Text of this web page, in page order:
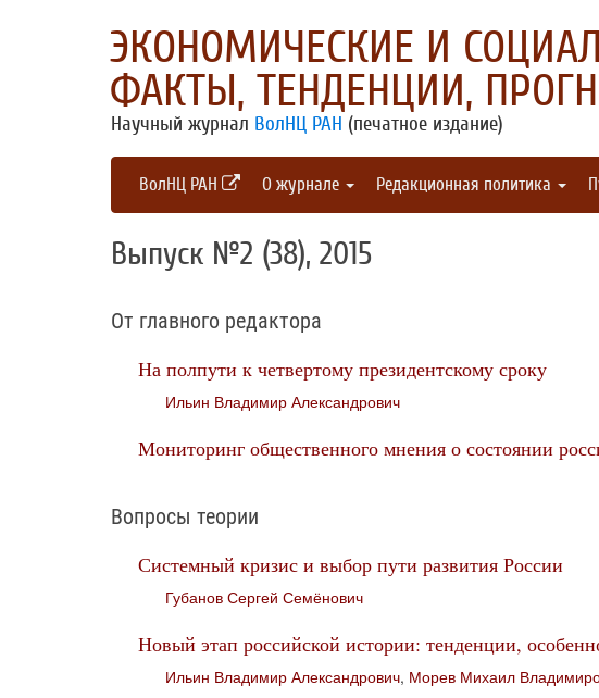
ЭКОНОМИЧЕСКИЕ И
ФАКТЫ, ТЕНДЕНЦИИ,
Научный журнал ВолНЦ РАН (печатное издание)
ВолНЦ РАН О журнале Редакционная политика
Выпуск №2 (38), 2015
От главного редактора
На полпути к четвертому президентскому сроку
Ильин Владимир Александрович
Мониторинг общественного мнения о состоянии
Вопросы теории
Системный кризис и выбор пути развития России
Губанов Сергей Семёнович
Новый этап российской истории: тенденции,
Ильин Владимир Александрович, Морев Михаил